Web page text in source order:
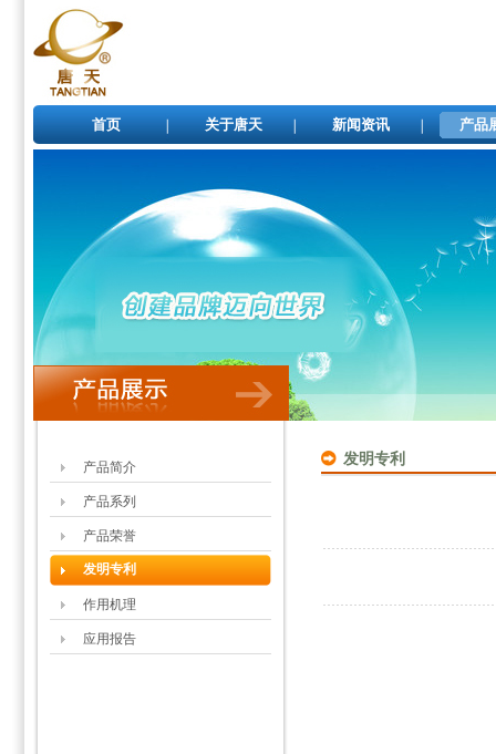
首页 关于唐天 新闻资讯 产品
产品简介
产品系列
产品荣誉
发明专利
作用机理
应用报告
发明专利